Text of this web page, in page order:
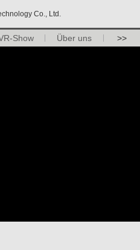
Co., Ltd.
Show Über uns >>